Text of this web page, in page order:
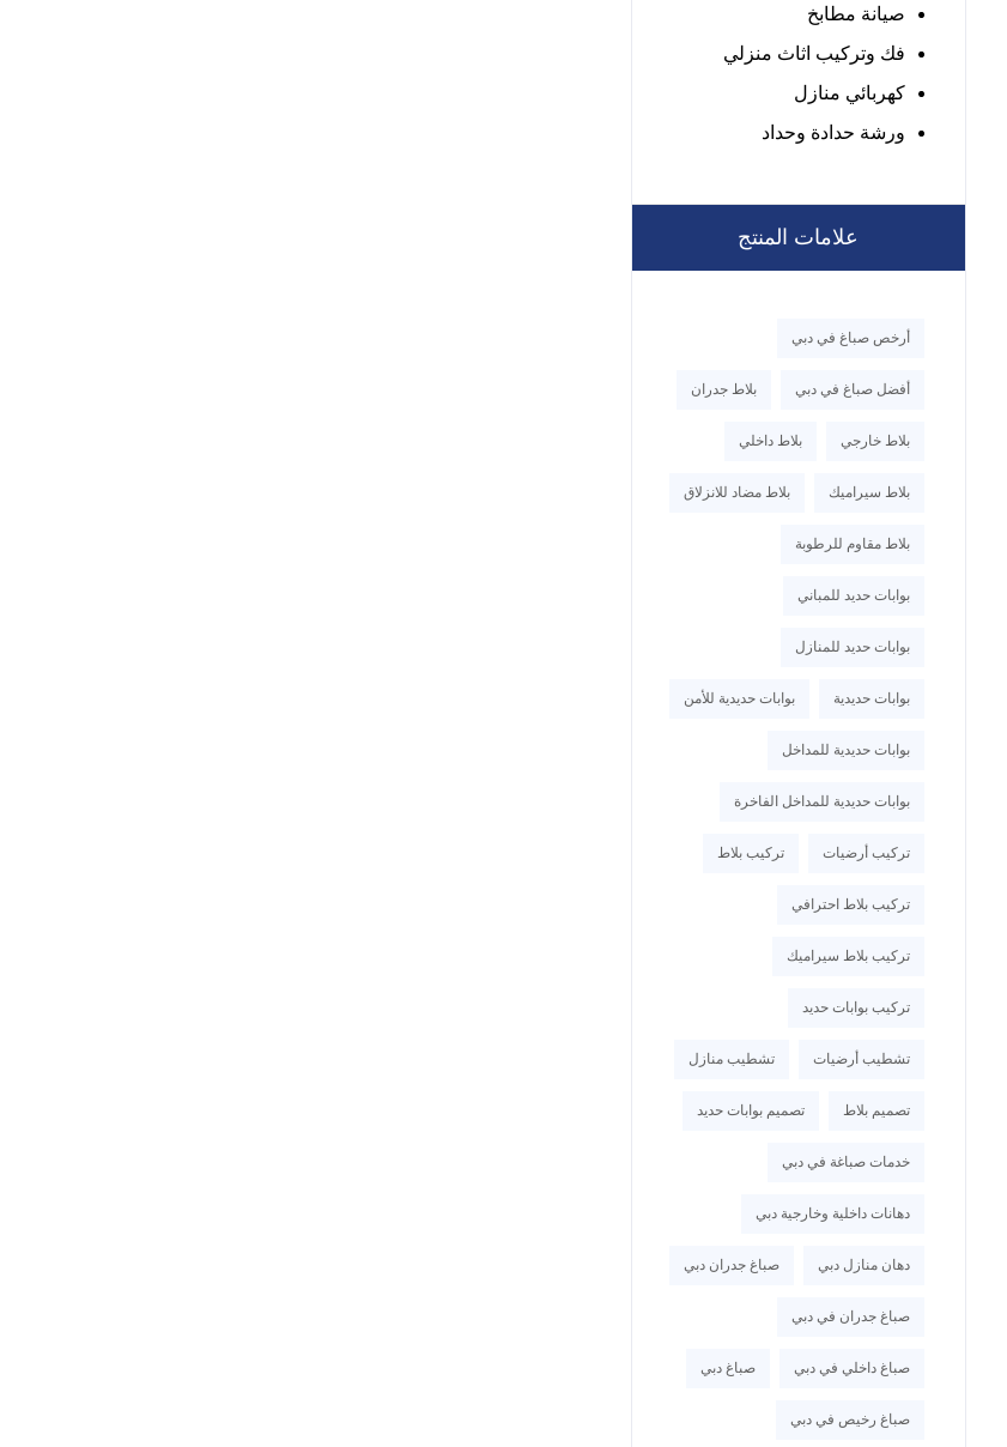
صيانة مطابخ
فك وتركيب اثاث منزلي
كهربائي منازل
ورشة حدادة وحداد
علامات المنتج
أرخص صباغ في دبي
أفضل صباغ في دبي بلاط جدران
بلاط خارجي بلاط داخلي
بلاط سيراميك بلاط مضاد للانزلاق
بلاط مقاوم للرطوبة
بوابات حديد للمباني
بوابات حديد للمنازل
بوابات حديدية بوابات حديدية للأمن
بوابات حديدية للمداخل
بوابات حديدية للمداخل الفاخرة
تركيب أرضيات تركيب بلاط
تركيب بلاط احترافي
تركيب بلاط سيراميك
تركيب بوابات حديد
تشطيب أرضيات تشطيب منازل
تصميم بلاط تصميم بوابات حديد
خدمات صباغة في دبي
دهانات داخلية وخارجية دبي
دهان منازل دبي صباغ جدران دبي
صباغ جدران في دبي
صباغ داخلي في دبي صباغ دبي
صباغ رخيص في دبي